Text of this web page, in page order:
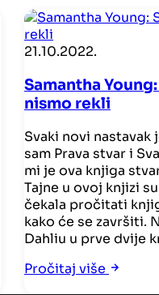
21.10.2022.
Samantha
nismo rekli
Svaki novi
sam Prava stvar i
mi je ova knjiga
Tajne u ovoj knjizi
čekala pročitati
kako će se završiti.
Dahliu u prve dvije
Pročitaj više